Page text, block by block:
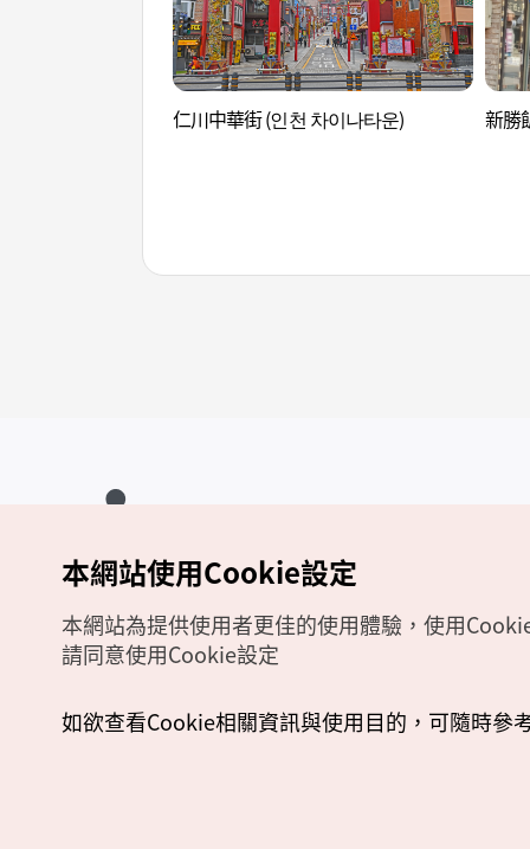
仁川中華街 (인천 차이나타운) 新勝
Copyrights (c) 韓國觀光公社版權所有
如有相關疑問或建議，歡迎來信至官方信箱
本網站使用Cookie設定
本網站為提供使用者更佳的使用體驗，使用
請同意使用Cookie設定
如欲查看Cookie相關資訊與使用目的，可隨時參